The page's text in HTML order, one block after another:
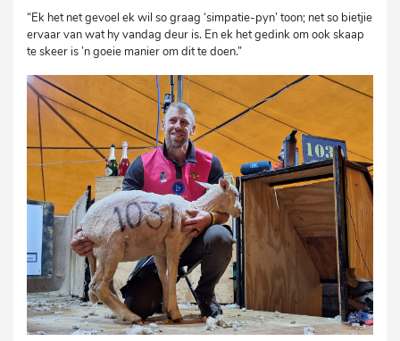
“Ek het net gevoel ek wil so graag ‘simpatie-pyn’ toon; net so bietjie
ervaar van wat hy vandag deur is. En ek het gedink om ook skaap
te skeer is ’n goeie manier om dit te doen.”